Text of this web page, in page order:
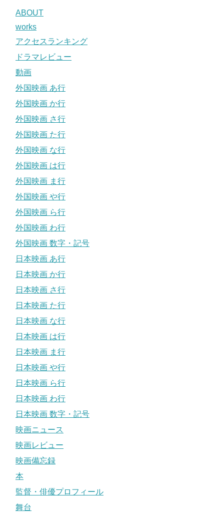
ABOUT
works
アクセスランキング
ドラマレビュー
動画
外国映画 あ行
外国映画 か行
外国映画 さ行
外国映画 た行
外国映画 な行
外国映画 は行
外国映画 ま行
外国映画 や行
外国映画 ら行
外国映画 わ行
外国映画 数字・記号
日本映画 あ行
日本映画 か行
日本映画 さ行
日本映画 た行
日本映画 な行
日本映画 は行
日本映画 ま行
日本映画 や行
日本映画 ら行
日本映画 わ行
日本映画 数字・記号
映画ニュース
映画レビュー
映画備忘録
本
監督・俳優プロフィール
舞台